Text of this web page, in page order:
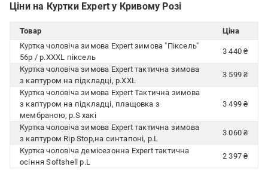
Ціни на Куртки Expert у Кривому Розі
Товар
Ціна
Куртка чоловіча зимова Expert зимова "Піксель"
56р / р.XXXL піксель
3 440 ₴
Куртка чоловіча зимова Expert тактична зимова
з каптуром на підкладці, р.XXL
3 599 ₴
Куртка чоловіча зимова Expert Тактична зимова
з каптуром на підкладці, плащовка з
мембраною, р.S хакі
3 499 ₴
Куртка чоловіча зимова Expert тактична зимова
з каптуром Rip Stop,на синтапоні, р.L
3 060 ₴
Куртка чоловіча демісезонна Expert тактична
осіння Softshell р.L
2 397 ₴